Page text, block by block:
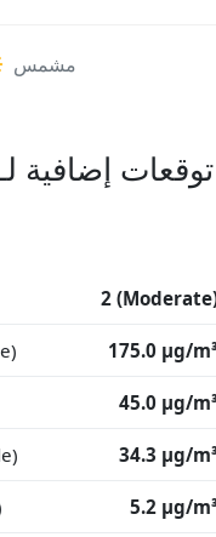
مشمس
توقعات إضافية
2
175.0 μg/m³
45.0 μg/m³
34.3 μg/m³
5.2 μg/m³